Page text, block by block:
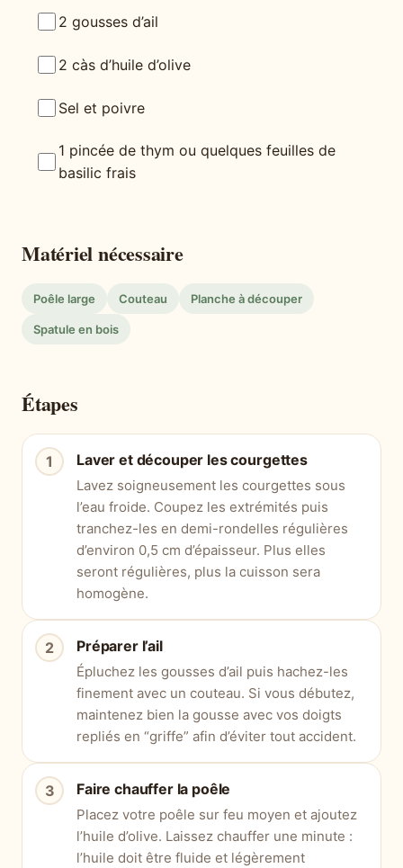
2 gousses d’ail
2 càs d’huile d’olive
Sel et poivre
1 pincée de thym ou quelques feuilles de
basilic frais
Matériel nécessaire
Poêle large Couteau Planche à découper
Spatule en bois
Étapes
Laver et découper les courgettes
Lavez soigneusement les courgettes sous
l’eau froide. Coupez les extrémités puis
tranchez-les en demi-rondelles régulières
d’environ 0,5 cm d’épaisseur. Plus elles
seront régulières, plus la cuisson sera
homogène.
Préparer l’ail
Épluchez les gousses d’ail puis hachez-les
finement avec un couteau. Si vous débutez,
maintenez bien la gousse avec vos doigts
repliés en “griffe” afin d’éviter tout accident.
Faire chauffer la poêle
Placez votre poêle sur feu moyen et ajoutez
l’huile d’olive. Laissez chauffer une minute :
l’huile doit être fluide et légèrement